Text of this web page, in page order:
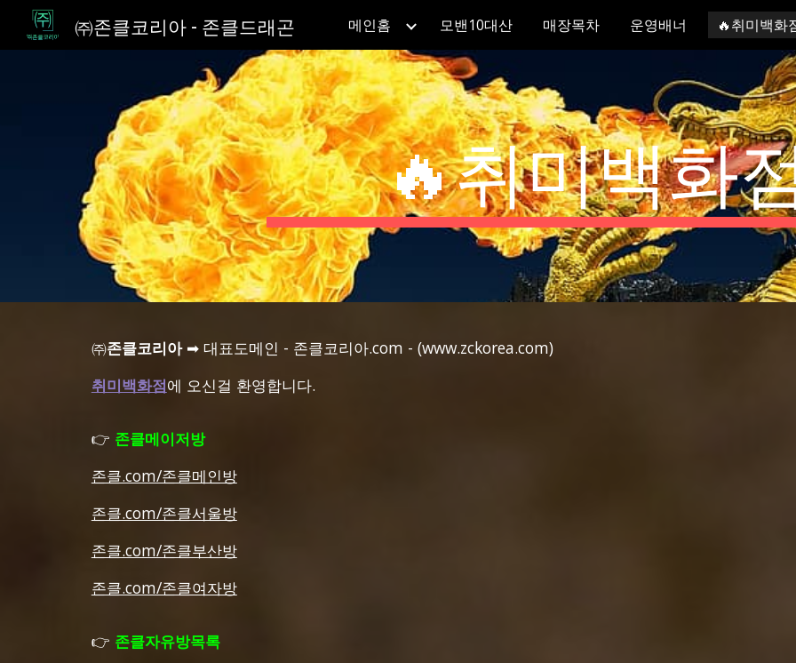
Skip to main content Skip to
㈜존클코리아 - 존클드래곤 메인홈 모밴10대산 매장목차 운영배너 🔥취미백화
🔥취미백화
㈜존클코리아➡ 대표도메인 - 존클코리아.com - (www.zckorea.com)
취미백화점에 오신걸 환영합니다.
👉 존클메이저방
존클.com/존클메인방
존클.com/존클서울방
존클.com/존클부산방
존클.com/존클여자방
👉 존클자유방목록